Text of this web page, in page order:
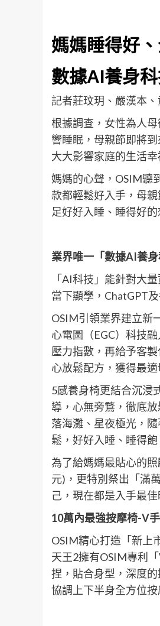
媽媽睡得好
數據AI養身
記者莊玟玥、嚴漢本
根據調查，女性為人
響睡眠，母親節即將
大大影響家庭的生活幸
媽媽的心聲，OSIM聽
款都輕鬆好入手，母
足好好入睡、睡得好
業界唯一「數據AI養
「AI科技」能針對大
當下顯學，ChatGPT
OSIM引領業界建立新
心電圖（EGC）科技
壓力指數，再給予客
心放鬆配方，獲得最適
5感養身椅更結合沉浸
導，心無旁鶩，徹底
落海灘、星夜極光，
鬆，好好入睡、睡得
為了給媽媽最貼心的
元)，更特別祭出「滿
己，現在都是入手最佳
10萬內最強按摩椅-V
OSIM精心打造「新上
天王2擁有OSIM專利
捏，貼合身型，深度
協調上下半身全方位按